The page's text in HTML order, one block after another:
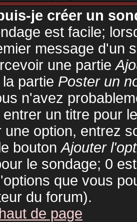
je créer un
est facile;
message d'un
une partie
la partiePoster un
n'avez
un titre pour
une option, entrez
boutonAjouter
le sondage; 0
que vous
du forum).
de page